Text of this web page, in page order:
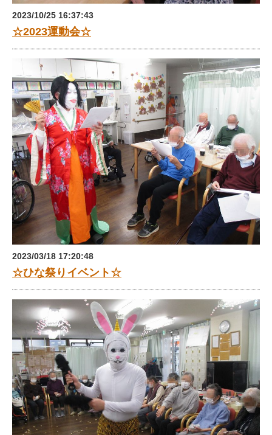
2023/10/25 16:37:43
☆2023運動会☆
2023/03/18 17:20:48
☆ひな祭りイベント☆